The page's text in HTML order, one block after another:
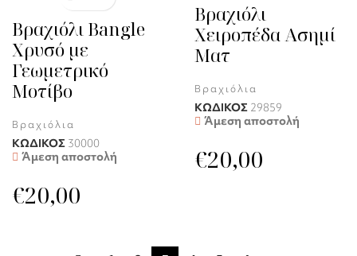
Βραχιόλι Bangle
Χρυσό με
Γεωμετρικό
Μοτίβο
Βραχιόλια
ΚΩΔΙΚΟΣ 30000
Άμεση αποστολή
€20,00
Βραχιόλι
Χειροπέδα Ασημί
Ματ
Βραχιόλια
ΚΩΔΙΚΟΣ 29859
Άμεση αποστολή
€20,00